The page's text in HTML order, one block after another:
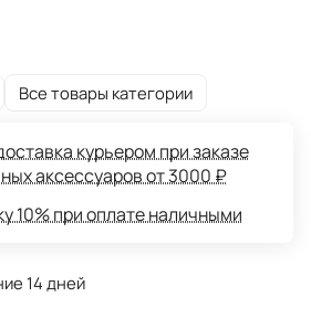
Все товары категории
курьером при заказе
аксессуаров от 3000 ₽
10% при оплате наличными
14 дней